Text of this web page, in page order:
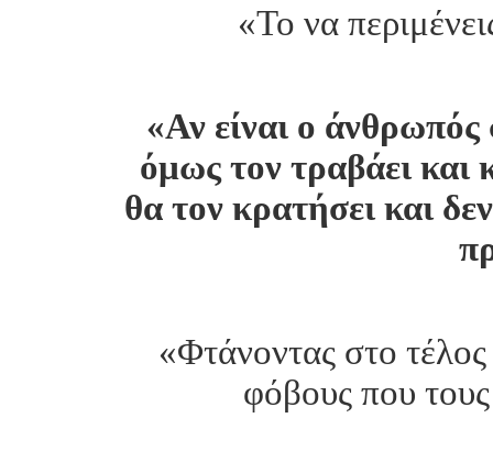
«Το να
«Αν είναι ο άνθρωπός
όμως τον τραβάει και
θα τον κρατήσει και
«Φτάνοντας στο
φόβους που